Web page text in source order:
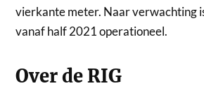
vierkante meter. Naar verwachting
vanaf half 2021 operationeel.
Over de RIG